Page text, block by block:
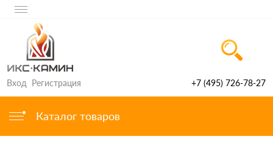
Вход Регистрация +7 (495) 726-78-27
Каталог товаров